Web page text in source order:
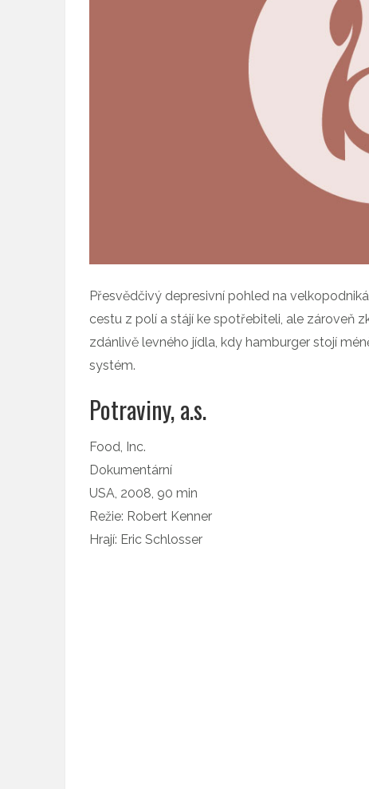
Přesvědčivý depresivní pohled na
cestu z polí a stájí ke spotřebiteli, ale zároveň
zdánlivě levného jídla, kdy hamburger stojí
systém.
Potraviny, a.s.
Food, Inc.
Dokumentární
USA, 2008, 90 min
Režie: Robert Kenner
Hrají: Eric Schlosser